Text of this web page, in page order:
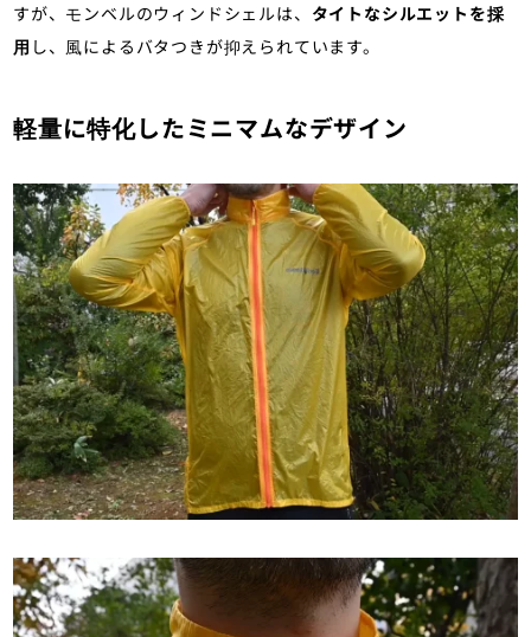
すが、モンベルのウィンドシェルは、 タイトなシルエットを採
用 し、風によるバタつきが抑えられています。
軽量に特化したミニマムなデザイン